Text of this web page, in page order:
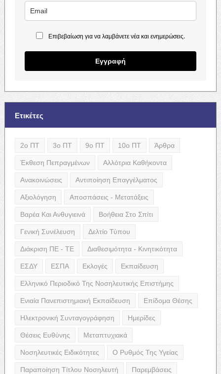
Επιβεβαίωση για να λαμβάνετε νέα και ενημερώσεις.
Εγγραφή
Ετικέτες
2ο ΠΤ 3ο ΠΤ 9ο ΠΤ 10ο ΠΤ Άρθρα
Έκθεση Πεπραγμένων Αλλότρια Καθήκοντα
Ανακοινώσεις Αντιποίηση Επαγγέλματος
Αξιολόγηση Αποσπάσεις - Μετατάξεις
Βαρέα Και Ανθυγιεινά Βοήθεια Στο Σπίτι
Γενική Συνέλευση Δελτίο Τύπου
Διάκριση ΠΕ - ΤΕ Διαθεσιμότητα - Κινητικότητα
ΕΣΔΥ ΕΣΠΑ Εκλογές Εκπαίδευση
Ελληνικό Περιοδικό Της Νοσηλευτικής Επιστήμης
Ενιαία Πανεπιστημιακή Εκπαίδευση Επίδομα Θέσης
Ηλεκτρονική Συνταγογράφηση Ημερίδες
Θέσεις Ευθύνης Μεταπτυχιακά
Νοσηλευτικές Ειδικότητες Ο Ρυθμός Της Υγείας
Παραποίηση Τίτλου Νοσηλευτή Παρεμβάσεις